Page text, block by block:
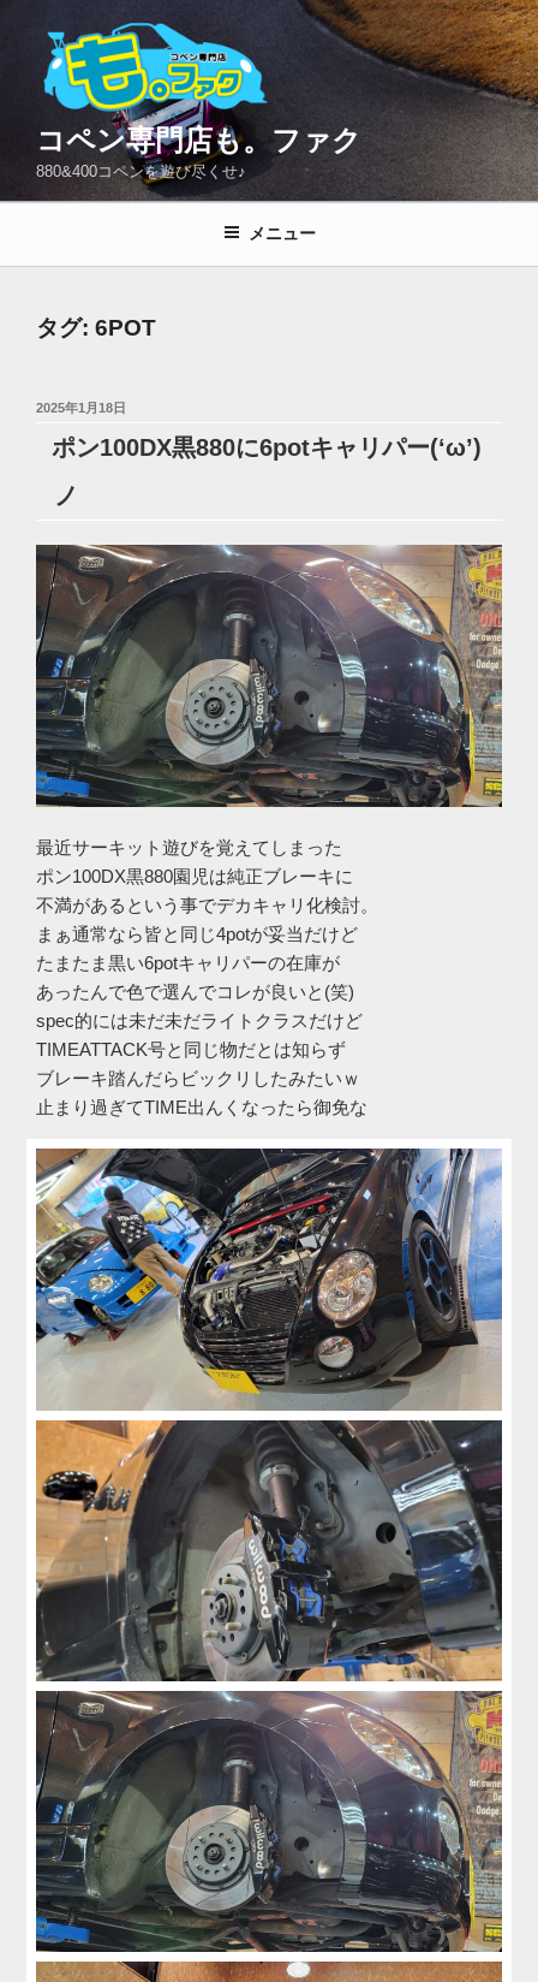
プ
コペン専門店も。ファク
880&400コペンを遊び尽くせ♪
メニュー
タグ: 6POT
投
2025年1月18日
ポン100DX黒880に6potキャリパー(‘ω’)
ノ
最近サーキット遊びを覚えてしまった
ポン100DX黒880園児は純正ブレーキに
不満があるという事でデカキャリ化検討。
まぁ通常なら皆と同じ4potが妥当だけど
たまたま黒い6potキャリパーの在庫が
あったんで色で選んでコレが良いと(笑)
spec的には未だ未だライトクラスだけど
TIMEATTACK号と同じ物だとは知らず
ブレーキ踏んだらビックリしたみたいｗ
止まり過ぎてTIME出んくなったら御免な